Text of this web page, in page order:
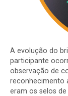
A evolução do
participante
observação de
reconhecimento
eram os selos